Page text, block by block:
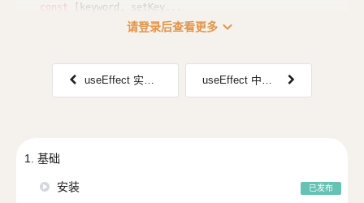
const
[ keyword setKey
请登录后查看更多 expand_more
1. 基础
安装 已发布